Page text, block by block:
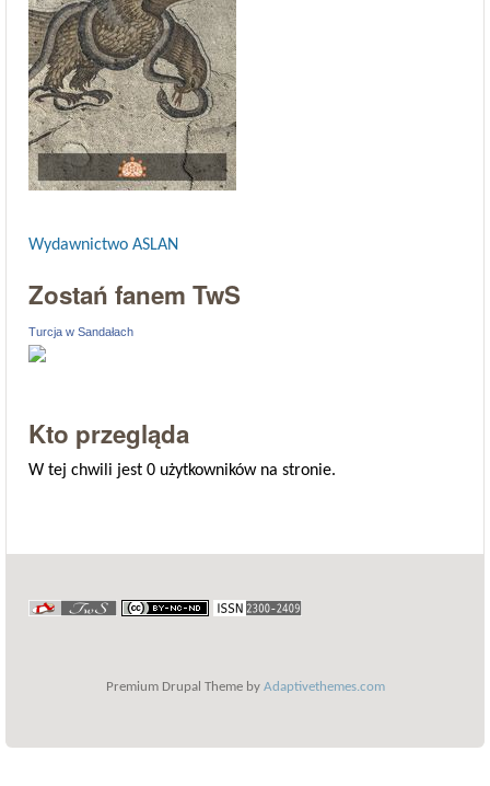
Wydawnictwo ASLAN
Zostań fanem TwS
Turcja w Sandałach
Kto przegląda
W tej chwili jest 0 użytkowników na stronie.
Premium Drupal Theme by Adaptivethemes.com